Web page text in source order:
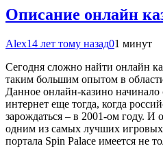
Описание онлайн
Alex14 лет тому назад01 минут
Сегодня сложно найти онлайн
таким большим опытом в
Данное онлайн-казино начинало
интернет еще тогда, когда
зарождаться – в 2001-ом году. И
одним из самых лучших игровых
портала Spin Palace имеется не